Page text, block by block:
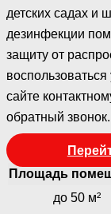
детских садах и
дезинфекции
защиту от
сайте
обратный звонок.
Площадь
до 50 м²